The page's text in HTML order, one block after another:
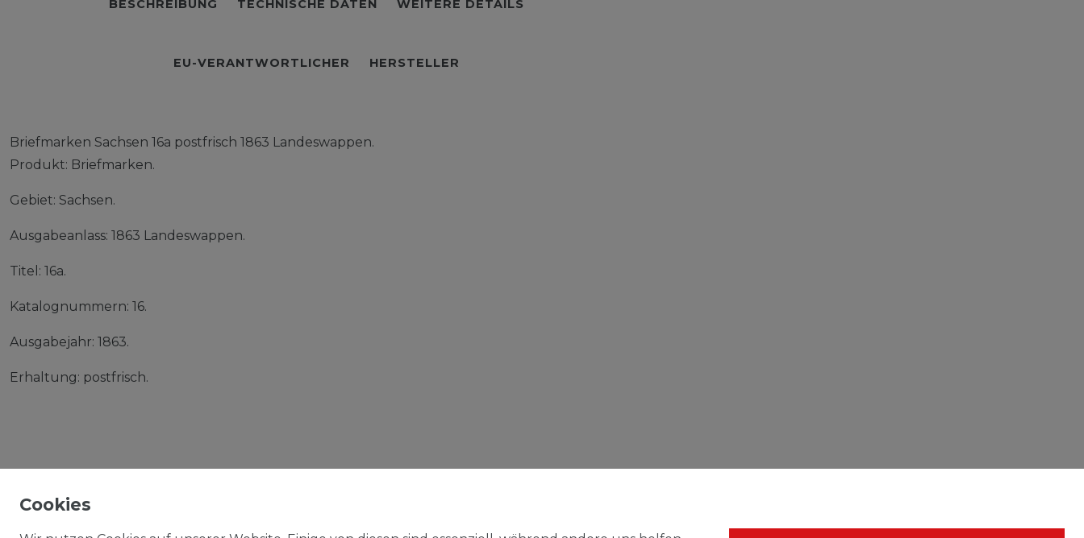
BESCHREIBUNG TECHNISCHE DATEN WEITERE DETAILS
EU-VERANTWORTLICHER HERSTELLER
Briefmarken Sachsen 16a postfrisch 1863 Landeswappen.
Produkt: Briefmarken.
Gebiet: Sachsen.
Ausgabeanlass: 1863 Landeswappen.
Titel: 16a.
Katalognummern: 16.
Ausgabejahr: 1863.
Erhaltung: postfrisch.
Cookies